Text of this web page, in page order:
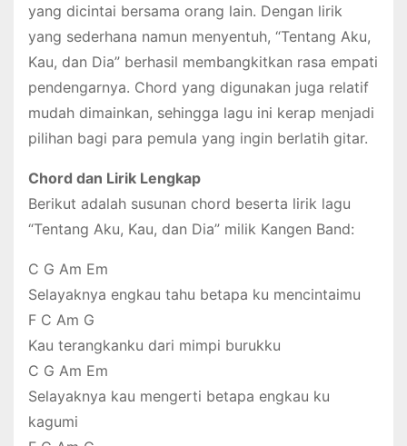
yang dicintai bersama orang lain. Dengan lirik
yang sederhana namun menyentuh, “Tentang Aku,
Kau, dan Dia” berhasil membangkitkan rasa empati
pendengarnya. Chord yang digunakan juga relatif
mudah dimainkan, sehingga lagu ini kerap menjadi
pilihan bagi para pemula yang ingin berlatih gitar.
Chord dan Lirik Lengkap
Berikut adalah susunan chord beserta lirik lagu
“Tentang Aku, Kau, dan Dia” milik Kangen Band:
C G Am Em
Selayaknya engkau tahu betapa ku mencintaimu
F C Am G
Kau terangkanku dari mimpi burukku
C G Am Em
Selayaknya kau mengerti betapa engkau ku
kagumi